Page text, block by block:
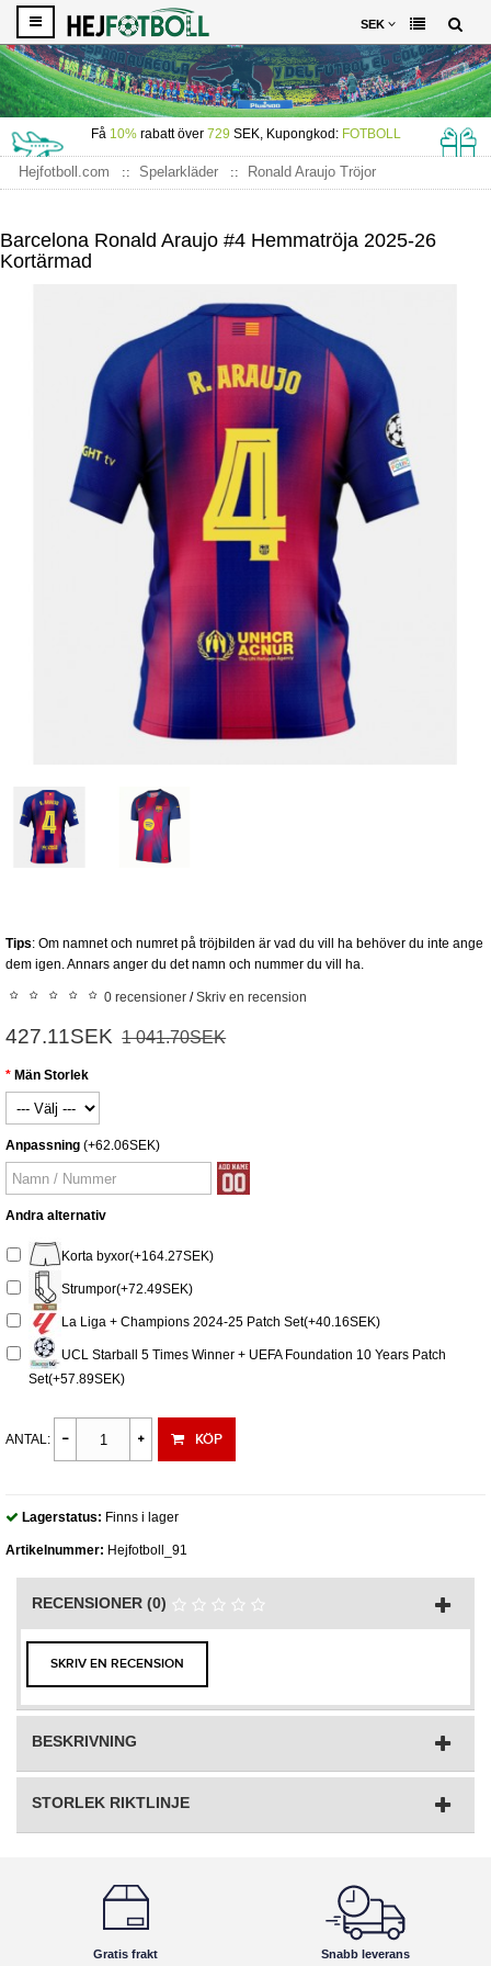
SEK
Få 10%rabatt över 729 SEK, Kupongkod: FOTBOLL
Hejfotboll.com Spelarkläder
Ronald Araujo Tröjor
Barcelona Ronald Araujo #4 Hemmatröja 2025-26
Kortärmad
Tips: Om namnet och numret på tröjbilden är vad du vill ha behöver du inte ange
dem igen. Annars anger du det namn och nummer du vill ha.
0 recensioner /Skriv en recension
427.11SEK 1 041.70SEK
Män Storlek
Anpassning (+62.06SEK)
Andra alternativ
Korta byxor(+164.27SEK)
Strumpor(+72.49SEK)
La Liga + Champions 2024-25 Patch Set(+40.16SEK)
UCL Starball 5 Times Winner + UEFA Foundation 10 Years Patch
Set(+57.89SEK)
ANTAL: KÖP
Lagerstatus: Finns i lager
Artikelnummer: Hejfotboll_91
RECENSIONER (0)
SKRIV EN RECENSION
BESKRIVNING
STORLEK RIKTLINJE
Gratis frakt Snabb leverans